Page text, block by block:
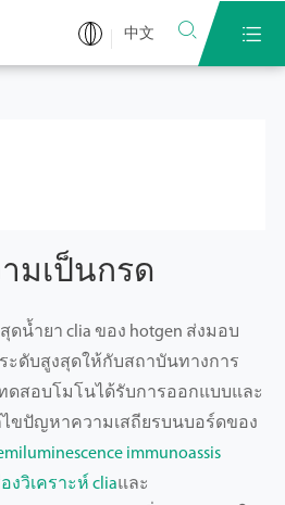
中文  
มเป็นกรด
ดน้ำยา clia ของ hotgen ส่งมอบ
ะดับสูงสุดให้กับสถาบันทางการ
ดสอบโมโนได้รับการออกแบบและ
ขปัญหาความเสถียรบนบอร์ดของ
immunoassis
งวิเคราะห์ cliaและ